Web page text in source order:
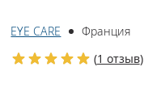
EYE CARE
Франция
(1 отзыв)